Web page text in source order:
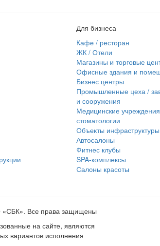
Для бизнеса
Кафе / ресторан
ЖК / Отели
Магазины и торговые
Офисные здания и
Бизнес центры
Промышленные цеха /
и сооружения
Медицинские
стоматологии
Объекты
Автосалоны
Фитнес клубы
SPA-комплексы
Салоны красоты
Все права защищены
на сайте, являются
вариантов исполнения